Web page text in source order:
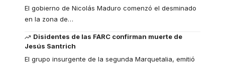
El gobierno de Nicolás Maduro comenzó el desminado
en la zona de…
Disidentes de las FARC confirman muerte de
Jesús Santrich
El grupo insurgente de la segunda Marquetalia, emitió